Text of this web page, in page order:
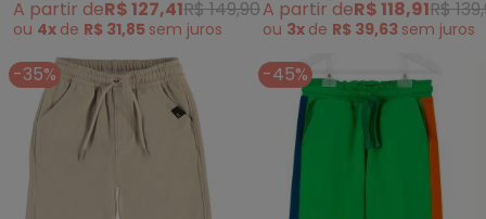
A partir deR$ 127,41R$ 149,90
ou 4x de R$ 31,85 sem juros
Verde
A partir deR$ 118,91R$
ou 3x de R$ 39,63 sem juros
-35% -45%